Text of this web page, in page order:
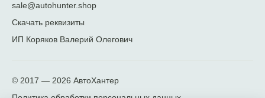
sale@autohunter.shop
Скачать реквизиты
ИП Коряков Валерий Олегович
© 2017 — 2026 АвтоХантер